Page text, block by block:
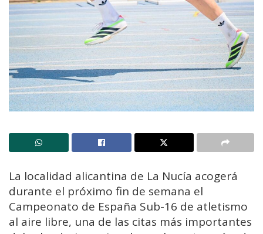
La localidad alicantina de La Nucía acogerá
durante el próximo fin de semana el
Campeonato de España Sub-16 de atletismo
al aire libre, una de las citas más importantes